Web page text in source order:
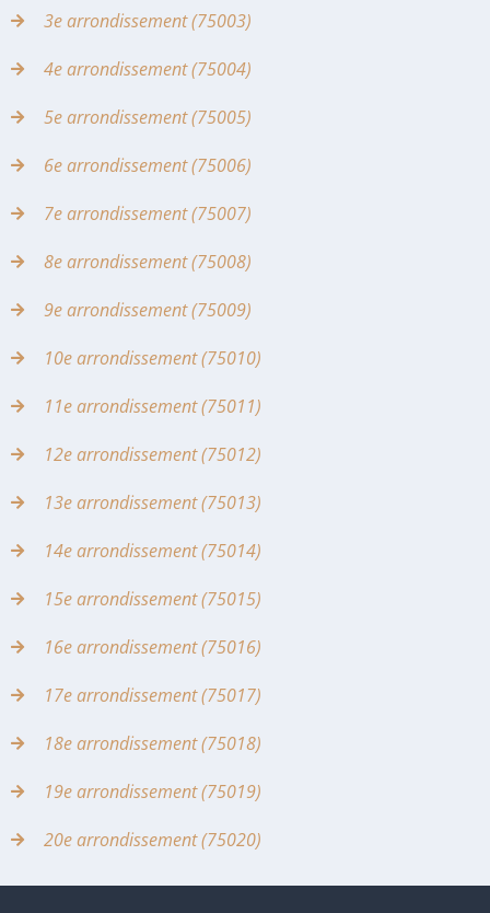
3e arrondissement (75003)
4e arrondissement (75004)
5e arrondissement (75005)
6e arrondissement (75006)
7e arrondissement (75007)
8e arrondissement (75008)
9e arrondissement (75009)
10e arrondissement (75010)
11e arrondissement (75011)
12e arrondissement (75012)
13e arrondissement (75013)
14e arrondissement (75014)
15e arrondissement (75015)
16e arrondissement (75016)
17e arrondissement (75017)
18e arrondissement (75018)
19e arrondissement (75019)
20e arrondissement (75020)